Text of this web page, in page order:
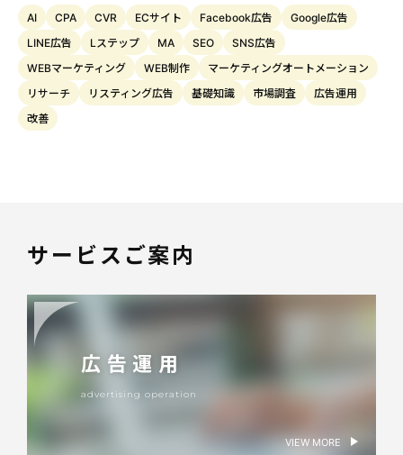
AI CPA CVR ECサイト Facebook広告
Google広告
LINE広告
Lステップ MA SEO
SNS広告
WEBマーケティング
WEB制作
マーケティングオートメーション
リサーチ
リスティング広告 基礎知識 市場調査
広告運用
改善
サービスご案内
広告運用
advertising operation
VIEW MORE